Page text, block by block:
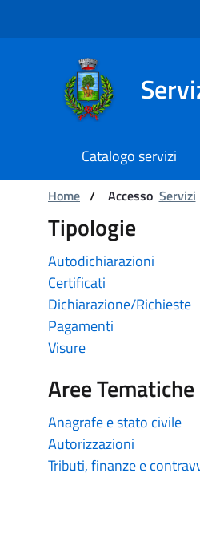
Catalogo servizi
Catalogo
Ti trovi in:
Home / Accesso Servizi
Tipologie
Autodichiarazioni
Certificati
Dichiarazione/Richieste
Pagamenti
Visure
Aree Tematiche
Anagrafe e stato civile
Autorizzazioni
Tributi, finanze e